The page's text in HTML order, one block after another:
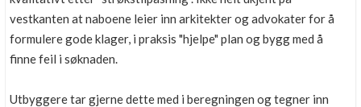
vestkanten at naboene leier inn arkitekter og advokater for å
formulere gode klager, i praksis "hjelpe" plan og bygg med å
finne feil i søknaden.
Utbyggere tar gjerne dette med i beregningen og tegner inn